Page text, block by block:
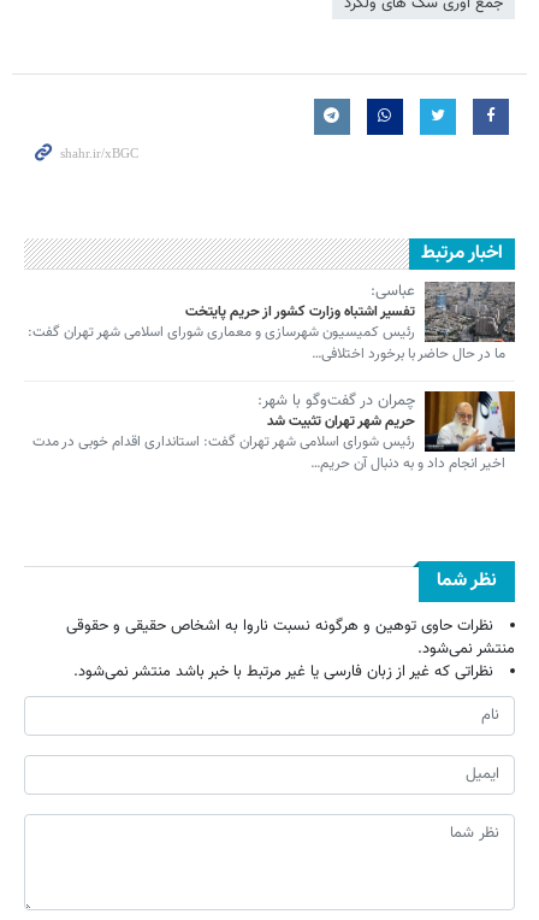
اخبار مرتبط
عباسی:
تفسیر اشتباه وزارت کشور از حریم پایتخت
رئیس کمیسیون شهرسازی و معماری شورای اسلامی شهر تهران گفت:
ما در حال حاضر با برخورد اختلافی…
چمران در گفت‌وگو با شهر:
حریم شهر تهران تثبیت شد
رئیس شورای اسلامی شهر تهران گفت: استانداری اقدام خوبی در مدت
اخیر انجام داد و به دنبال آن حریم…
نظر شما
نظرات حاوی توهین و هرگونه نسبت ناروا به اشخاص حقیقی و حقوقی
منتشر نمی‌شود.
نظراتی که غیر از زبان فارسی یا غیر مرتبط با خبر باشد منتشر نمی‌شود.